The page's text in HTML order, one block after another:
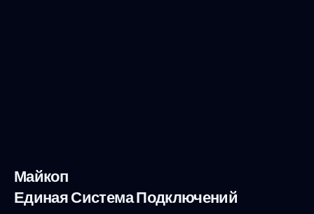
Майкоп
Единая Система Подключений